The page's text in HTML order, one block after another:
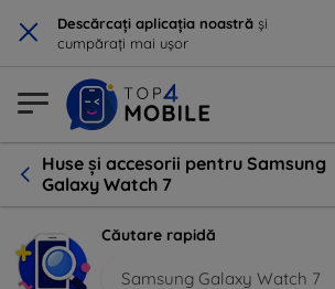
× Descărcați aplicația noastră și
cumpărați mai ușor
Huse și accesorii pentru Samsung
Galaxy Watch 7
Căutare rapidă
Samsung Galaxy Watch 7